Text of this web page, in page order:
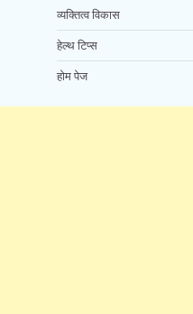
व्यक्तित्व विकास
हेल्थ टिप्स
होम पेज